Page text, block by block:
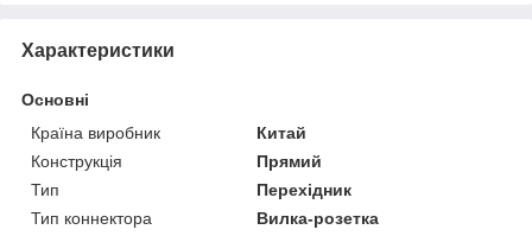
Характеристики
Основні
Країна виробник
Китай
Конструкція
Прямий
Тип
Перехідник
Тип коннектора
Вилка-розетка